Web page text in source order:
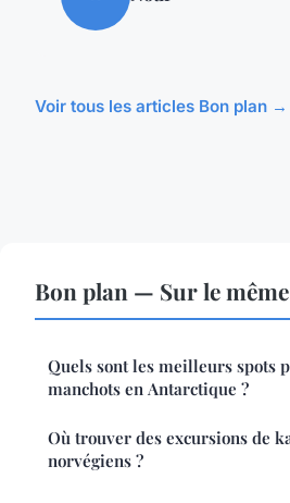
Voir tous les articles Bon plan →
Bon plan — Sur le
Quels sont les meilleurs spots
manchots en Antarctique ?
Où trouver des excursions de
norvégiens ?